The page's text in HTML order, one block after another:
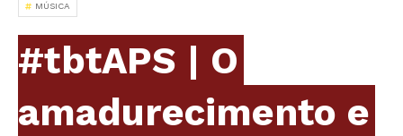
MÚSICA
#tbtAPS | O
amadurecimento e